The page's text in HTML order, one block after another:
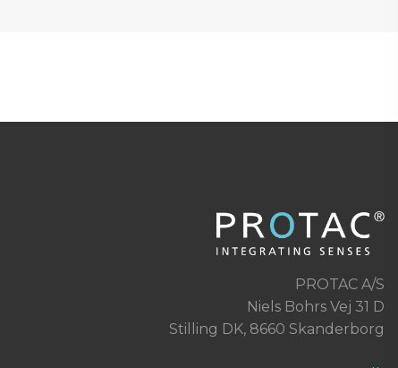
PROTAC A/S
Niels Bohrs Vej 31 D
Stilling DK, 8660 Skanderborg